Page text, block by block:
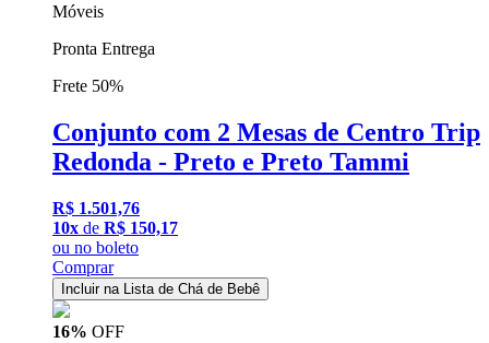
Móveis
Pronta Entrega
Frete 50%
Conjunto com 2 Mesas de Centro Trip
Redonda - Preto e Preto Tammi
R$ 1.501,76
10x de R$ 150,17
ou no boleto
Comprar
Incluir na Lista de Chá de Bebê
16% OFF